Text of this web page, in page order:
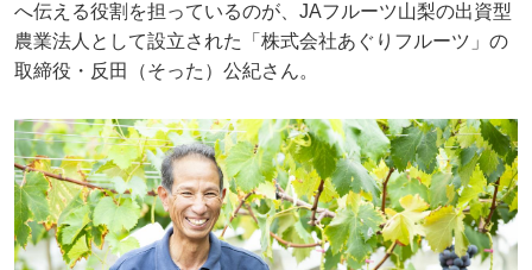
へ伝える役割を担っているのが、JAフルーツ山梨の出資型
農業法人として設立された「株式会社あぐりフルーツ」の
取締役・反田（そった）公紀さん。